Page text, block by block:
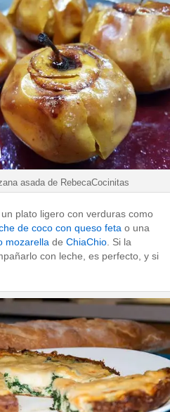
asada de RebecaCocinitas
un plato ligero con verduras como
de coco con queso feta o una
mozarella de ChiaChio . Si la
con leche, es perfecto, y si